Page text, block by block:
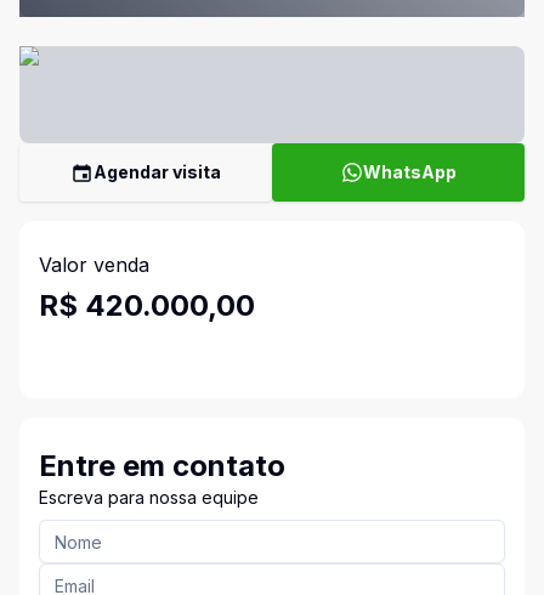
Agendar visita WhatsApp
Valor venda
R$ 420.000,00
Entre em contato
Escreva para nossa equipe